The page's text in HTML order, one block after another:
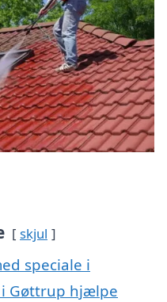
skjul
speciale i
Gøttrup hjælpe